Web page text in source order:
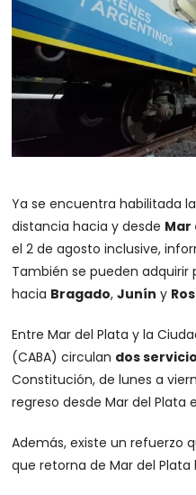
Ya se encuentra habilitada
distancia hacia y desde Mar
el 2 de agosto inclusive,
También se pueden adquirir
hacia Bragado,Junín y
Entre Mar del Plata y la
(CABA) circulan dos
Constitución, de lunes a
regreso desde Mar del Plata
Además, existe un refuerzo
que retorna de Mar del Plata